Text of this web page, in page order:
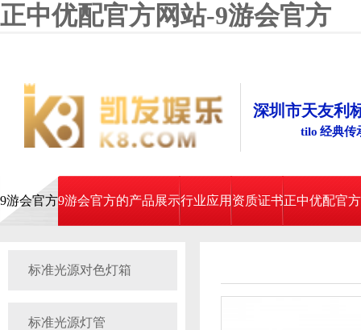
正中优配官方网站-9游会官方
深圳市天友利
tilo 经典传
9游会官方9游会官方的产品展示行业应用 资质证书正中优配官
标准光源对色灯箱
标准光源灯管